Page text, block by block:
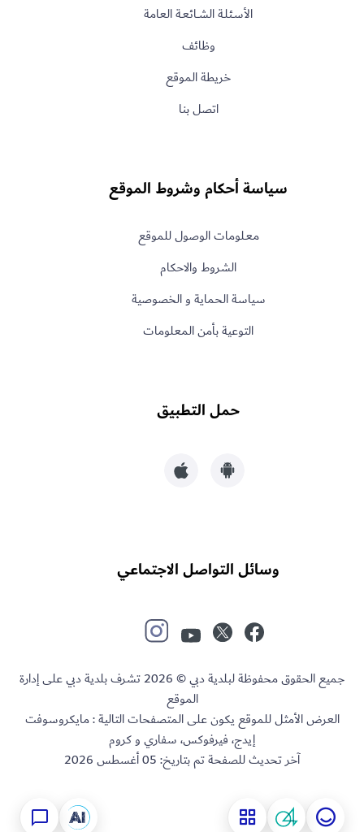
الأسـئلـة الشــائعـة العامة
وظائف
خريطة الموقع
اتصل بنا
سياسة أحكام وشروط الموقع
معـلومات الوصول للموقع
الشروط والاحكام
سياسة الحماية و الخصوصية
التوعية بأمن المعلومات
حمل التطبيق
وسائل التواصل الاجتماعي
جميع الحقوق محفوظة لبلدية دبي © 2026 تشرف بلدية دبي على إدارة
الموقع
العرض الأمثل للموقع يكون على المتصفحات التالية : مايكروسوفت
إيدج، فيرفوكس، سفاري و كروم
آخر تحديث للصفحة تم بتاريخ:05 أغسطس 2026